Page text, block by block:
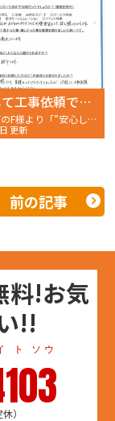
「”安心して工事依頼できる会社”と紹介します。」
明石市二見町のF様より「”安心して工事依頼できる会社”と紹介します。」〜完工後アンケート〜
更新
前の記事
料!お気
!!
ソウ
）